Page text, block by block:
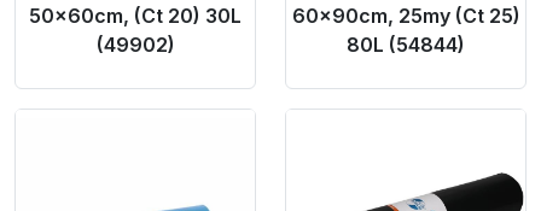
50x60cm, (Ct 20) 30L
(49902)
60x90cm, 25my (Ct 25)
80L (54844)